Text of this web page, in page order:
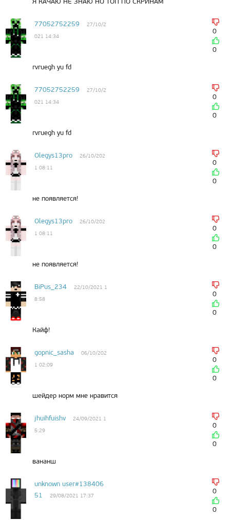
77052752259
27/10/2
021 14:34
0
0
rvruegh yu fd
77052752259
27/10/2
021 14:34
0
0
rvruegh yu fd
Olegys13pro
26/10/202
1 08:11
0
0
не появляется!
Olegys13pro
26/10/202
1 08:11
0
0
не появляется!
BiPus_234
22/10/2021 1
8:58
0
0
Кайф!
gopnic_sasha
06/10/202
1 02:09
0
0
шейдер норм мне нравится
jhuihfuishv
24/09/2021 1
5:29
0
0
вананш
unknown user#138406
51
29/08/2021 17:37
0
0